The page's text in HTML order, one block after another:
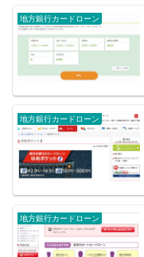
地方銀行カードローン
地方銀行カードローン
地方銀行カードローン